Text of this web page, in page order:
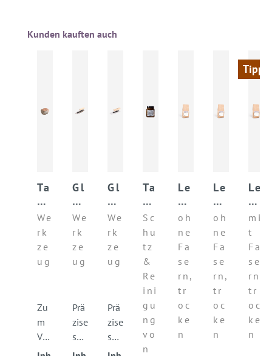
Produktgalerie überspringen
Kunden kauften auch
Ta
de
la
kt
li
er
n
We
rk
ze
ug
Zu
m
Ver
pre
Gl
ät
tk
el
JA
PA
et
al
l
We
rk
ze
ug
Prä
zise
s
Glä
Gl
ät
tk
el
JA
PA
ry
l
We
rk
ze
ug
Prä
zise
s
Glä
Ta
de
la
kt
se
if
e
so
ap
Sc
hu
tz
&
Re
ini
gu
ng
vo
n
Le
h
mf
ei
np
ut
z
B
AS
E
oh
ne
Fa
se
rn,
tr
oc
ke
n
Le
h
mf
ei
np
ut
z
B
AS
E
oh
ne
Fa
se
rn,
tr
oc
ke
n
Tipp
Le
h
m
un
te
rp
ut
z
B
AS
E
mi
t
Fa
se
rn,
tr
oc
ke
n